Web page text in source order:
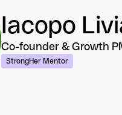
Iacopo
Co-founder & Growth
StrongHer Mentor